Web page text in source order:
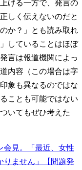
げる一方で、発言の
しく伝えないのだと
か？」とも読み取れ
していることはほぼ
言は報道機関によっ
内容（この場合は字
象も異なるのではな
ことも可能ではない
いてもぜひ考えた
会見。「最近、女性
りません」【問題発